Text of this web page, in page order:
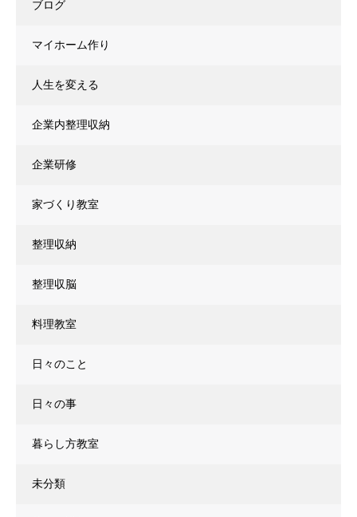
ブログ
マイホーム作り
人生を変える
企業内整理収納
企業研修
家づくり教室
整理収納
整理収脳
料理教室
日々のこと
日々の事
暮らし方教室
未分類